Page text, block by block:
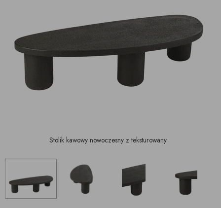
Stolik kawowy nowoczesny z teksturowany